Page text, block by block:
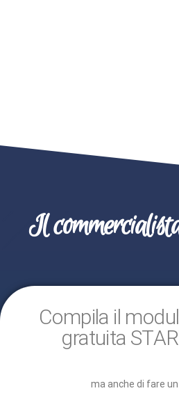
Il
Compila il
gratuita
ma anche di fare